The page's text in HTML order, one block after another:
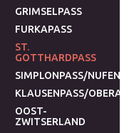
GRIMSELPASS
FURKAPASS
ST.
GOTTHARDPASS
SIMPLONPASS/
KLAUSENPASS/
OOST-
ZWITSERLAND